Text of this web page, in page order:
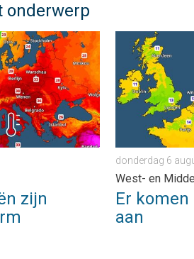
onderwerp
warm. Tot 30 graden. . .
zijn
Er komen
donderdag 6
West- en
Er
aan